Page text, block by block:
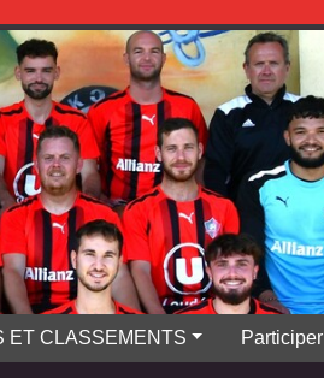
ET CLASSEMENTS Participer